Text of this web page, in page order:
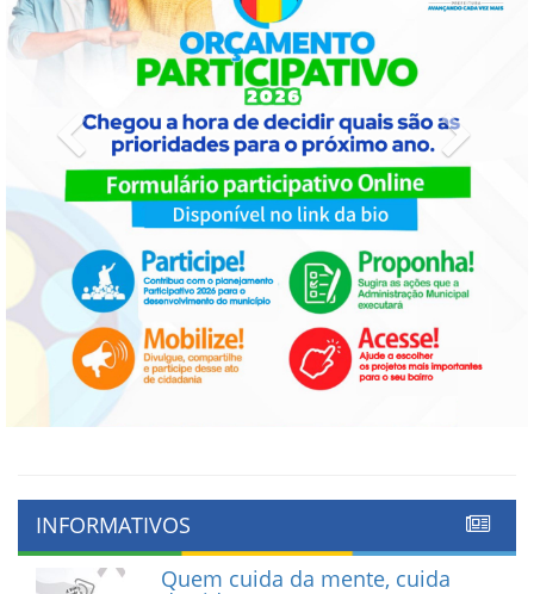
Previous
INFORMATIVOS
Quem cuida da mente, cuida